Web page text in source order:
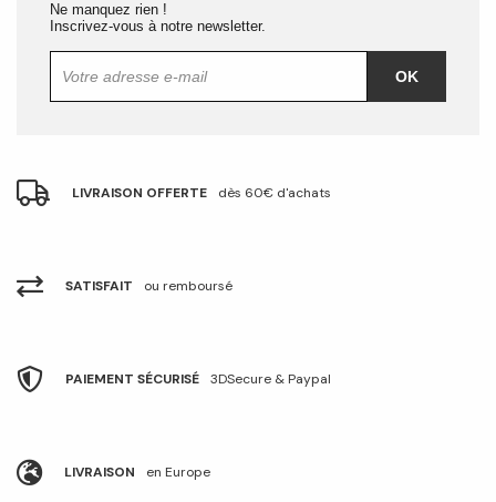
Ne manquez rien !
Inscrivez-vous à notre newsletter.
OK
LIVRAISON OFFERTE dès 60€ d'achats
SATISFAIT ou remboursé
PAIEMENT SÉCURISÉ 3DSecure & Paypal
LIVRAISON en Europe